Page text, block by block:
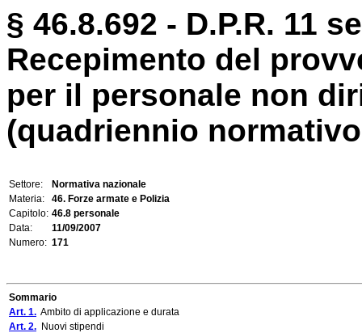
§ 46.8.692 - D.P.R. 11
Recepimento del
per il personale non
(quadriennio
Settore:
Normativa nazionale
Materia:
46. Forze armate e Polizia
Capitolo: 46.8 personale
Data:
11/09/2007
Numero: 171
Sommario
Art. 1. Ambito di applicazione e durata
Art. 2. Nuovi stipendi